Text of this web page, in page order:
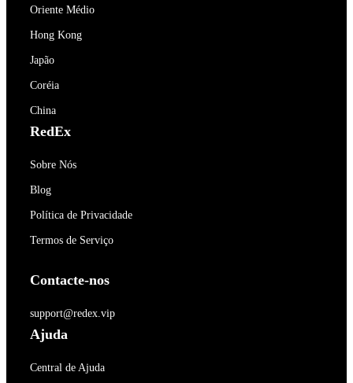
Oriente Médio
Hong Kong
Japão
Coréia
China
RedEx
Sobre Nós
Blog
Política de Privacidade
Termos de Serviço
Contacte-nos
support@redex.vip
Ajuda
Central de Ajuda